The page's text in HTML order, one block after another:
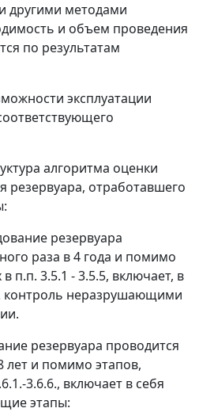
другими методами
и объем проведения
по результатам
эксплуатации
алгоритма оценки
резервуара, отработавшего
резервуара
раза в 4 года и помимо
п.п. 3.5.1 - 3.5.5, включает, в
контроль неразрушающими
резервуара проводится
лет и помимо этапов,
3.6.6., включает в себя
этапы: